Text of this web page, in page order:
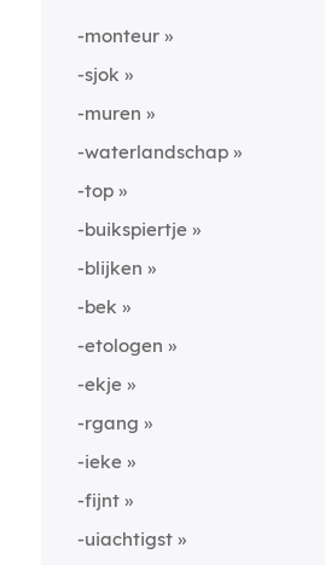
-monteur
-sjok
-muren
-waterlandschap
-top
-buikspiertje
-blijken
-bek
-etologen
-ekje
-rgang
-ieke
-fijnt
-uiachtigst